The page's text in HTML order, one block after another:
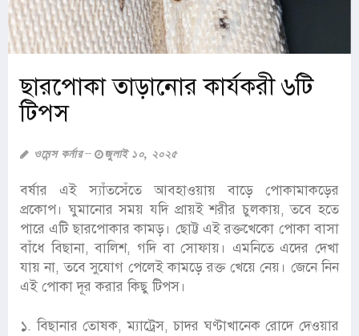
ছারপোকা তাড়ানোর কার্যকরী ৬টি
টিপস
ওমেন্স কর্নার জুলাই ১০, ২০২৫
বর্ষার এই স্যাঁতসেঁতে আবহাওয়ায় বাড়ে পোকামাকড়ের
প্রকোপ। ঘুমানোর সময় যদি প্রায়ই শরীর চুলকায়, তবে হতে
পারে এটি ছারপোকার কামড়। ছোট্ট এই রক্তখেকো পোকা বাসা
বাঁধে বিছানা, বালিশ, গদি বা সোফায়। এমনিতে এদের দেখা
যায় না, তবে সুযোগ পেলেই কামড়ে রক্ত খেয়ে নেয়। জেনে নিন
এই পোকা দূর করার কিছু টিপস।
১. বিছানার তোষক, ম্যাট্রেস, চাদর ঘণ্টাখানেক রোদে দেওয়ার